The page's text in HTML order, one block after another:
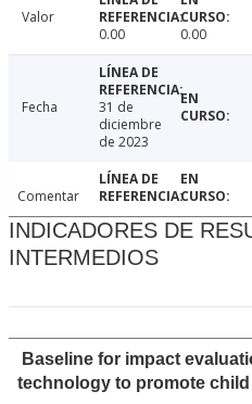
Valor
0.00
0.00
Fecha
31 de
diciembre
de 2023
Comentar
INDICADORES DE
INTERMEDIOS
Baseline for impact
technology to promote